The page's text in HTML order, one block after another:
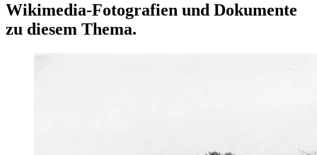
Wikimedia-Fotografien und Dokumente
zu diesem Thema.